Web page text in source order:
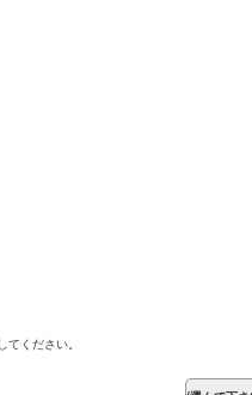
てください。